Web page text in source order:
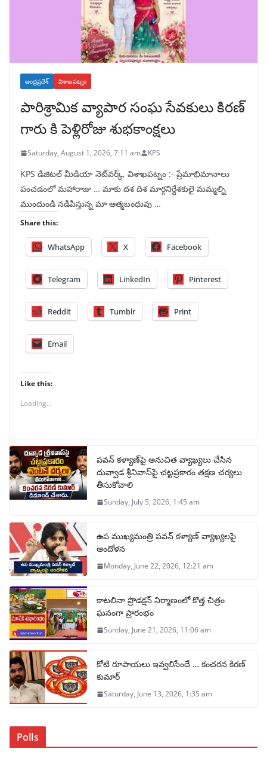
ఆంధ్రప్రదేశ్ విశాఖపట్నం
పారిశ్రామిక వ్యాపార సంఘ సేవకులు కిరణ్
గారు కి పెళ్లిరోజు శుభకాంక్షలు
Saturday, August 1, 2026, 7:11 am KPS
KPS డిజిటల్ మీడియా నెట్‌వర్క్, విశాఖపట్నం :- ప్రేమాభిమానాలు
పంచడంలో మహారాజు … మాకు దశ దిశ మార్గనిర్దేశకులై మమ్మల్ని
ముందుండి నడిపిస్తున్న మా ఆత్మబంధువు …
Share this:
WhatsApp X Facebook
Telegram LinkedIn Pinterest
Reddit Tumblr Print
Email
Like this:
Loading...
పవన్ కళ్యాణ్‌పై అనుచిత వ్యాఖ్యలు చేసిన
దువ్వాడ శ్రీనివాస్‌పై చట్టప్రకారం తక్షణ చర్యలు
తీసుకోవాలి
Sunday, July 5, 2026, 1:45 am
ఉప ముఖ్యమంత్రి పవన్ కళ్యాణ్ వ్యాఖ్యలపై
ఆందోళన
Monday, June 22, 2026, 12:21 am
కాటలినా ప్రొడక్షన్ నిర్మాణంలో కొత్త చిత్రం
ఘనంగా ప్రారంభం
Sunday, June 21, 2026, 11:06 am
కోటి రూపాయలు ఇవ్వలిసేందే … కంచరన కిరణ్
కుమార్
Saturday, June 13, 2026, 1:35 am
Polls